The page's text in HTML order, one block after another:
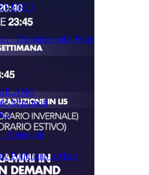
- Domande sulla Fede
Monopoli
2
Spettacoli
Polignano a Mare